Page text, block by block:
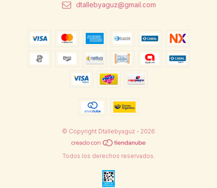
dtallebyaguz@gmail.com
© Copyright Dtallebyaguz - 2026
Todos los derechos reservados.